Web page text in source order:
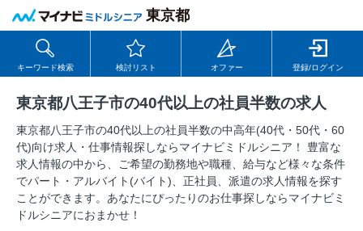
東京都
キーワード検索 検討リスト オファー 登録/ログイン
東京都八王子市の40代以上の社員半数の求人
東京都八王子市の40代以上の社員半数の中⾼年(40代・50代・60
代)向け求⼈・仕事情報探しならマイナビミドルシニア！ 豊富な
求人情報の中から、ご希望の勤務地や職種、給与など様々な条件
でパート・アルバイト(バイト)、正社員、派遣の求人情報を探す
ことができます。あなたにぴったりのお仕事探しならマイナビミ
ドルシニアにおまかせ！